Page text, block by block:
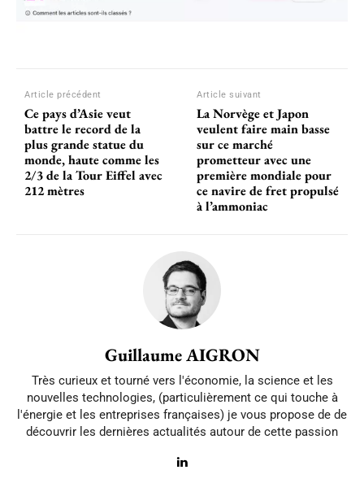
Article précédent
Ce pays d’Asie veut
battre le record de la
plus grande statue du
monde, haute comme les
2/3 de la Tour Eiffel avec
212 mètres
Article suivant
La Norvège et Japon
veulent faire main basse
sur ce marché
prometteur avec une
première mondiale pour
ce navire de fret propulsé
à l’ammoniac
Guillaume AIGRON
Très curieux et tourné vers l'économie, la science et les
nouvelles technologies, (particulièrement ce qui touche à
l'énergie et les entreprises françaises) je vous propose de de
découvrir les dernières actualités autour de cette passion